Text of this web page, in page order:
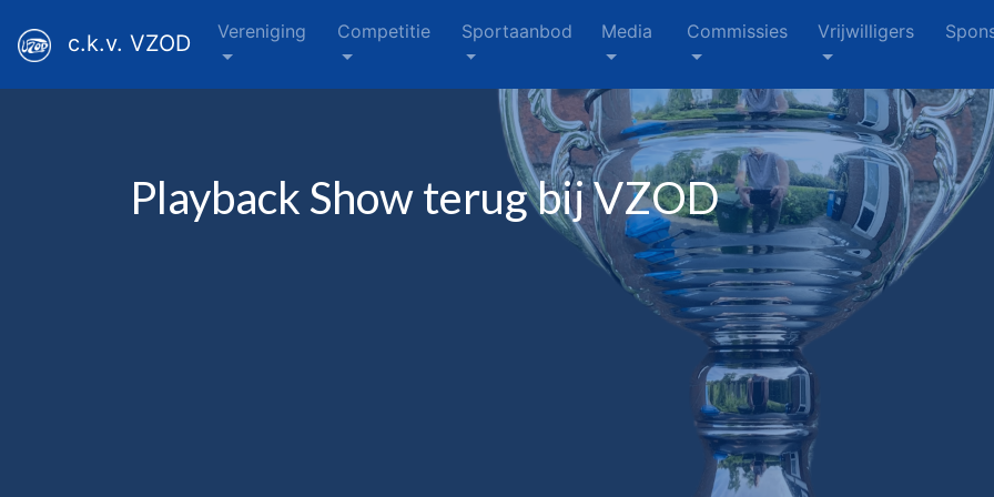
c.k.v. VZOD Vereniging Competitie Sportaanbod Media Commissies Vrijwilligers
Playback Show terug bij VZOD